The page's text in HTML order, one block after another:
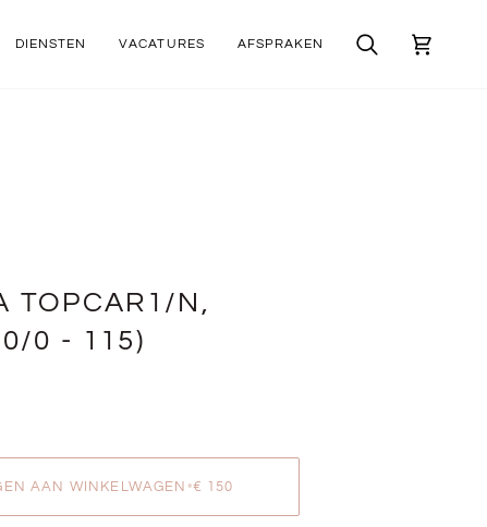
DIENSTEN VACATURES AFSPRAKEN
Zoek
TOPCAR1/N,
0 - 115)
AAN WINKELWAGEN •€ 150